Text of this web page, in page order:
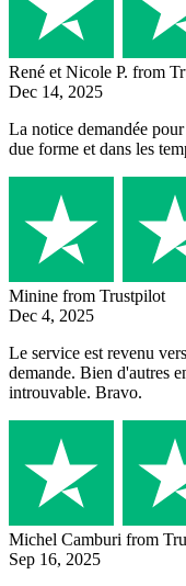
René et Nicole P. from
Dec 14, 2025
La notice demandée
due forme et dans les
Minine from Trustpilot
Dec 4, 2025
Le service est revenu
demande. Bien d'autres
introuvable. Bravo.
Michel Camburi from
Sep 16, 2025